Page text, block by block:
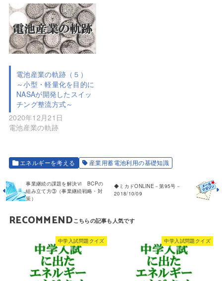
電池産業の軌跡（５）
～小型・軽量化を目的に
NASAが開発したスイッ
チング整流方式～
2020年12月21日
電池産業の軌跡
エネルギーを考える 産業用蓄電池利用の基礎知識
◆ミカドONLINE－第95号－
2018/10/09
事業継続の課題を解決Ⅵ BCPの
組み立て方③（事業継続戦略・対
策）
RECOMMEND
中学入試問題クイズ 中学入試問題クイズ